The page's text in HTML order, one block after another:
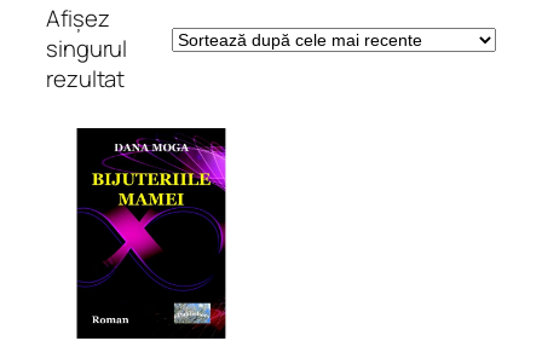
Afișez
singurul
rezultat